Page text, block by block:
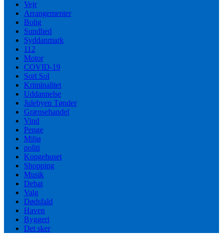
Vejr
Arrangementer
Bolig
Sundhed
Syddanmark
112
Motor
COVID-19
Sort Sol
Kriminalitet
Uddannelse
Julebyen Tønder
Grænsehandel
Vind
Penge
Miljø
politi
Kongehuset
Shopping
Musik
Debat
Valg
Dødsfald
Haven
Byggeri
Det sker